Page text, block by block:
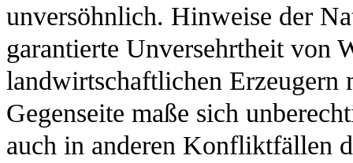
unversöhnlich. Hinweise der
garantierte Unversehrtheit von
landwirtschaftlichen
Gegenseite maße sich
auch in anderen Konfliktfällen